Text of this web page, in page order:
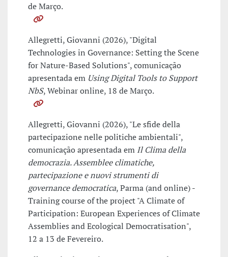
de Março.
Allegretti, Giovanni (2026), "Digital
Technologies in Governance: Setting the Scene
for Nature-Based Solutions", comunicação
apresentada em Using Digital Tools to Support
NbS, Webinar online, 18 de Março.
Allegretti, Giovanni (2026), "Le sfide della
partecipazione nelle politiche ambientali",
comunicação apresentada em Il Clima della
democrazia. Assemblee climatiche,
partecipazione e nuovi strumenti di
governance democratica, Parma (and online) -
Training course of the project "A Climate of
Participation: European Experiences of Climate
Assemblies and Ecological Democratisation",
12 a 13 de Fevereiro.